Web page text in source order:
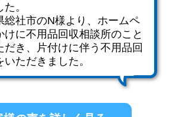
。
総社市のN様より、ホームペ
けに不用品回収相談所のこと
だき、片付けに伴う不用品回
ただきました。